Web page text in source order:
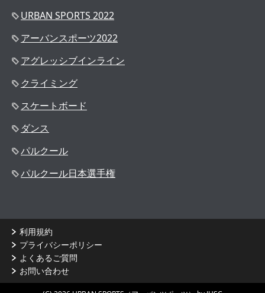
URBAN SPORTS 2022
アーバンスポーツ2022
アグレッシブインライン
クライミング
スケートボード
ダンス
パルクール
パルクール日本選手権
利用規約
プライバシーポリシー
よくあるご質問
お問い合わせ